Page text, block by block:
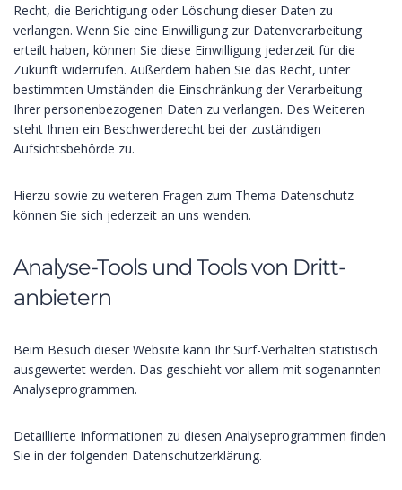
Recht, die Berichtigung oder Löschung dieser Daten zu
verlangen. Wenn Sie eine Einwilligung zur Datenverarbeitung
erteilt haben, können Sie diese Einwilligung jederzeit für die
Zukunft widerrufen. Außerdem haben Sie das Recht, unter
bestimmten Umständen die Einschränkung der Verarbeitung
Ihrer personenbezogenen Daten zu verlangen. Des Weiteren
steht Ihnen ein Beschwerderecht bei der zuständigen
Aufsichtsbehörde zu.
Hierzu sowie zu weiteren Fragen zum Thema Datenschutz
können Sie sich jederzeit an uns wenden.
Analyse-Tools und Tools von Dritt­
anbietern
Beim Besuch dieser Website kann Ihr Surf-Verhalten statistisch
ausgewertet werden. Das geschieht vor allem mit sogenannten
Analyseprogrammen.
Detaillierte Informationen zu diesen Analyseprogrammen finden
Sie in der folgenden Datenschutzerklärung.